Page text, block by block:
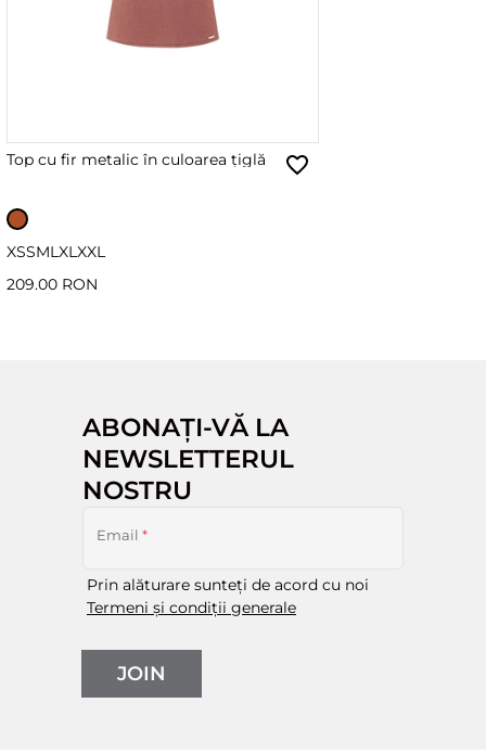
Top cu fir metalic în culoarea țiglă
XSSML XL XXL
209.00 RON
ABONAȚI-VĂ LA
NEWSLETTERUL
NOSTRU
Email *
Prin alăturare sunteți de acord cu noi
Termeni și condiții generale
JOIN